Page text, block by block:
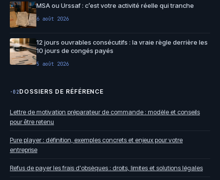
MSA ou Urssaf : c’est votre activité réelle qui tranche
6 août 2026
12 jours ouvrables consécutifs : la vraie règle derrière les
10 jours de congés payés
5 août 2026
·02DOSSIERS DE RÉFÉRENCE
Lettre de motivation préparateur de commande : modèle et conseils
pour être retenu
Pure player : définition, exemples concrets et enjeux pour votre
entreprise
Refus de payer les frais d'obsèques : droits, limites et solutions légales